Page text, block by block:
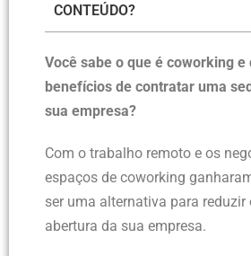
CONTEÚDO?
Você sabe o que é coworking e
benefícios de contratar uma
sua empresa?
Com o trabalho remoto e os
espaços de coworking
ser uma alternativa para reduzir
abertura da sua empresa.